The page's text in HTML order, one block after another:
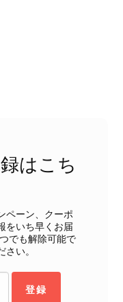
の蛇腹部分と全面ポケ
はこち
ペーン、クーポ
をいち早くお届
でも解除可能で
い。
登録